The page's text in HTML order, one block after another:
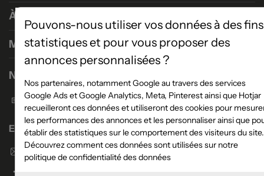
À propos
Magasins
Nous contacter
Formulaire de contact
Enseigne Atlas Home
Envoyer un email
Pouvons-nous utiliser vos données à des fins
statistiques et pour vous proposer des
annonces personnalisées ?
Nos partenaires, notamment Google au travers des services
Google Ads et Google Analytics, Meta, Pinterest ainsi que Hotjar
recueilleront ces données et utiliseront des cookies pour
les performances des annonces et les personnaliser ainsi que
établir des statistiques sur le comportement des visiteurs du site.
Découvrez comment ces données sont utilisées sur notre
politique de confidentialité des données